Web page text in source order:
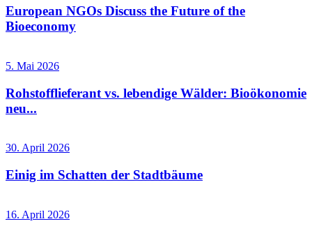
European NGOs Discuss the Future of the
Bioeconomy
5. Mai 2026
Rohstofflieferant vs. lebendige Wälder: Bioökonomie
neu...
30. April 2026
Einig im Schatten der Stadtbäume
16. April 2026